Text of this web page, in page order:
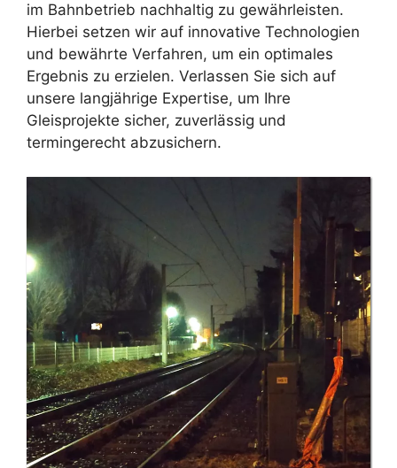
im Bahnbetrieb nachhaltig zu gewährleisten.
Hierbei setzen wir auf innovative Technologien
und bewährte Verfahren, um ein optimales
Ergebnis zu erzielen. Verlassen Sie sich auf
unsere langjährige Expertise, um Ihre
Gleisprojekte sicher, zuverlässig und
termingerecht abzusichern.